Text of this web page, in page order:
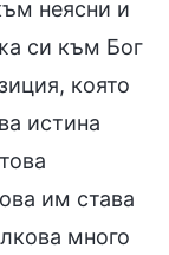
неясни и
си към Бог
която
истина
им става
много